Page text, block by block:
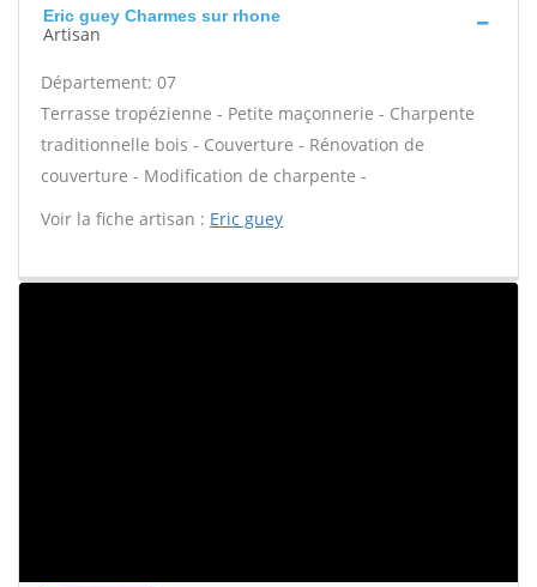
Eric guey Charmes sur rhone
Artisan
Département: 07
Terrasse tropézienne - Petite maçonnerie - Charpente
traditionnelle bois - Couverture - Rénovation de
couverture - Modification de charpente -
Voir la fiche artisan : Eric guey